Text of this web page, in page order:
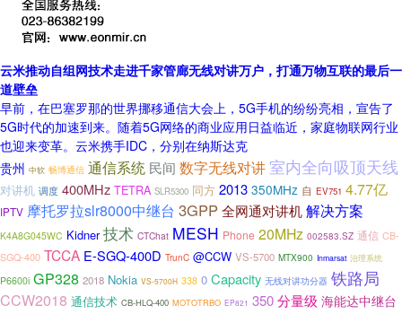
云米推动自组网技术走进千家管廊无线对讲万户，打通万物互联的最后一
道壁垒
早前，在巴塞罗那的世界挪移通信大会上，5G手机的纷纷亮相，宣告了
5G时代的加速到来。随着5G网络的商业应用日益临近，家庭物联网行业
也迎来变革。云米携手IDC，分别在纳斯达克
贵州 中软 畅博通信 通信系统 民间 数字无线对讲 室内全向吸顶天线
对讲机 调度 400MHz TETRA SLR5300 同方 2013 350MHz 自 EV751 4.77亿
IPTV 摩托罗拉slr8000中继台 3GPP全网通对讲机解决方案
K4A8G045WC Kidner 技术 CTChat MESH Phone 20MHz 002583.SZ 通信 CB-
SGQ-400 TCCA E-SGQ-400D TrunC @CCW VS-5700 MTX900 Inmarsat 治理系统
P6600i GP328 2018 Nokia VS-5700H 338 0 Capacity 无线对讲功分器 铁路局
CCW2018 通信技术 CB-HLQ-400 MOTOTRBO EP821 350分量级 海能达中继台